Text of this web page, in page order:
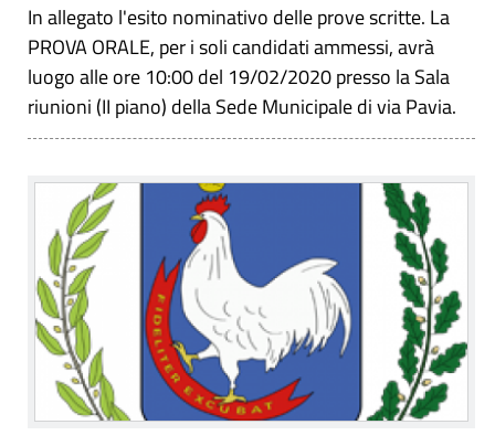
In allegato l'esito nominativo delle prove scritte. La
PROVA ORALE, per i soli candidati ammessi, avrà
luogo alle ore 10:00 del 19/02/2020 presso la Sala
riunioni (II piano) della Sede Municipale di via Pavia.